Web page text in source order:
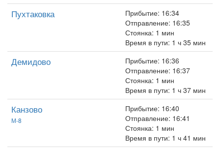
Пухтаковка
Прибытие: 16:34
Отправление: 16:35
Стоянка: 1 мин
Время в пути: 1 ч 35 мин
Демидово
Прибытие: 16:36
Отправление: 16:37
Стоянка: 1 мин
Время в пути: 1 ч 37 мин
Канзово
М-8
Прибытие: 16:40
Отправление: 16:41
Стоянка: 1 мин
Время в пути: 1 ч 41 мин